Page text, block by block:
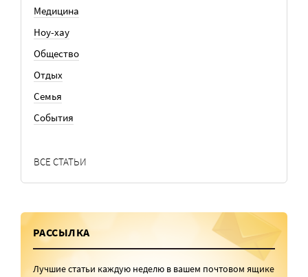
Медицина
Ноу-хау
Общество
Отдых
Семья
События
ВСЕ СТАТЬИ
РАССЫЛКА
Лучшие статьи каждую неделю в вашем почтовом ящике